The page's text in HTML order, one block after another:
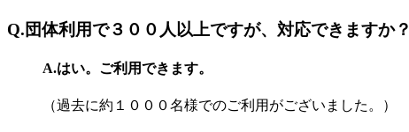
Q.団体利用で３００人以上ですが、対応できますか？
A.はい。ご利用できます。
（過去に約１０００名様でのご利用がございました。）